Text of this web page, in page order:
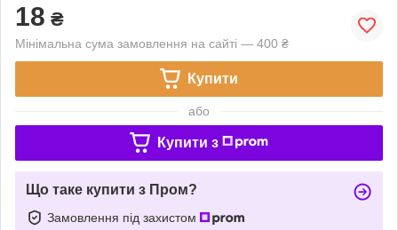
18 ₴
Мінімальна сума замовлення на сайті — 400 ₴
Купити
або
Купити з
Що таке купити з Пром?
Замовлення під захистом